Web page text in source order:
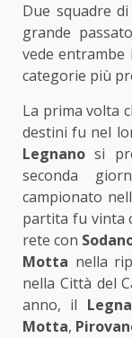
Due squadre
grande
vede
categorie più
La prima volta
destini fu nel
Legnano si
seconda
campionato
partita fu vinta
rete con
Motta nella
nella Città del
anno, il
Motta,